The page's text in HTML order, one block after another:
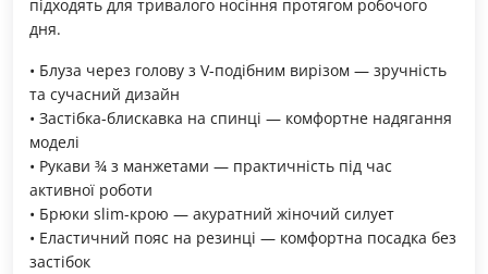
підходять для тривалого носіння протягом робочого
дня.
• Блуза через голову з V-подібним вирізом — зручність
та сучасний дизайн
• Застібка-блискавка на спинці — комфортне надягання
моделі
• Рукави ¾ з манжетами — практичність під час
активної роботи
• Брюки slim-крою — акуратний жіночий силует
• Еластичний пояс на резинці — комфортна посадка без
застібок